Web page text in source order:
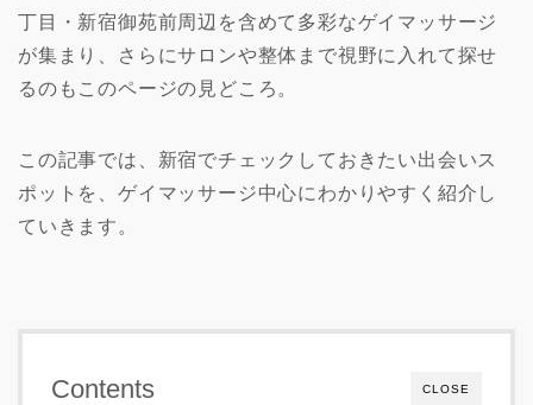
丁目・新宿御苑前周辺を含めて多彩なゲイマッサージ
が集まり、さらにサロンや整体まで視野に入れて探せ
るのもこのページの見どころ。
この記事では、新宿でチェックしておきたい出会いス
ポットを、ゲイマッサージ中心にわかりやすく紹介し
ていきます。
CLOSE
Contents